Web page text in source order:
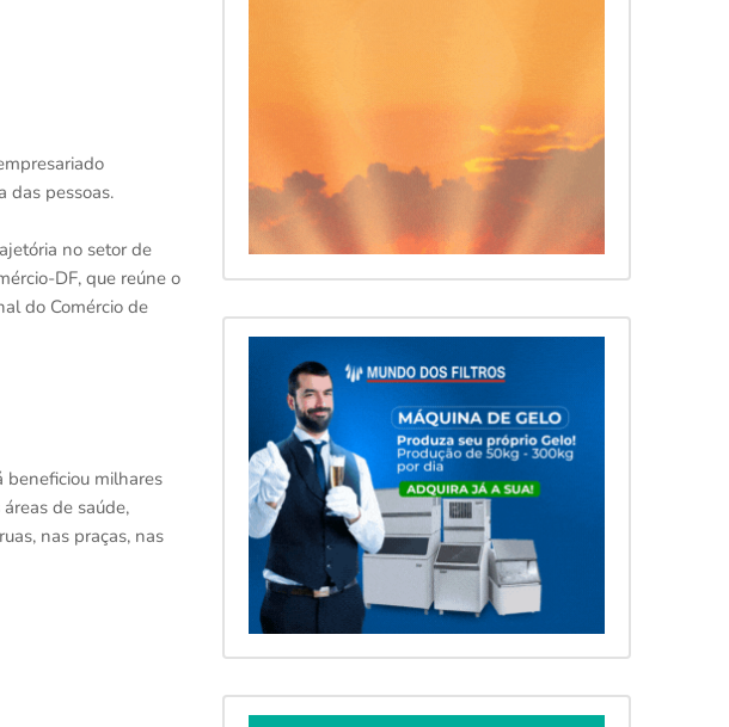
das pessoas.
no setor de
DF, que reúne o
do Comércio de
beneficiou milhares
de saúde,
nas praças, nas